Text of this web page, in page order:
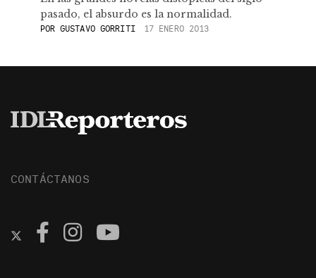
pasado, el absurdo es la normalidad.
POR GUSTAVO GORRITI 17 ENERO 2013
CONTÁCTANOS